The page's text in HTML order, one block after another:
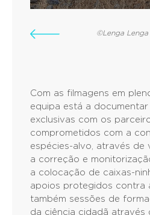
©Lenga Lenga Filmes
Com as filmagens em
equipa está a
exclusivas com os
comprometidos com a
espécies-alvo, através de
a correção e
a colocação de caixas-
apoios protegidos contra
também sessões de
da ciência cidadã através